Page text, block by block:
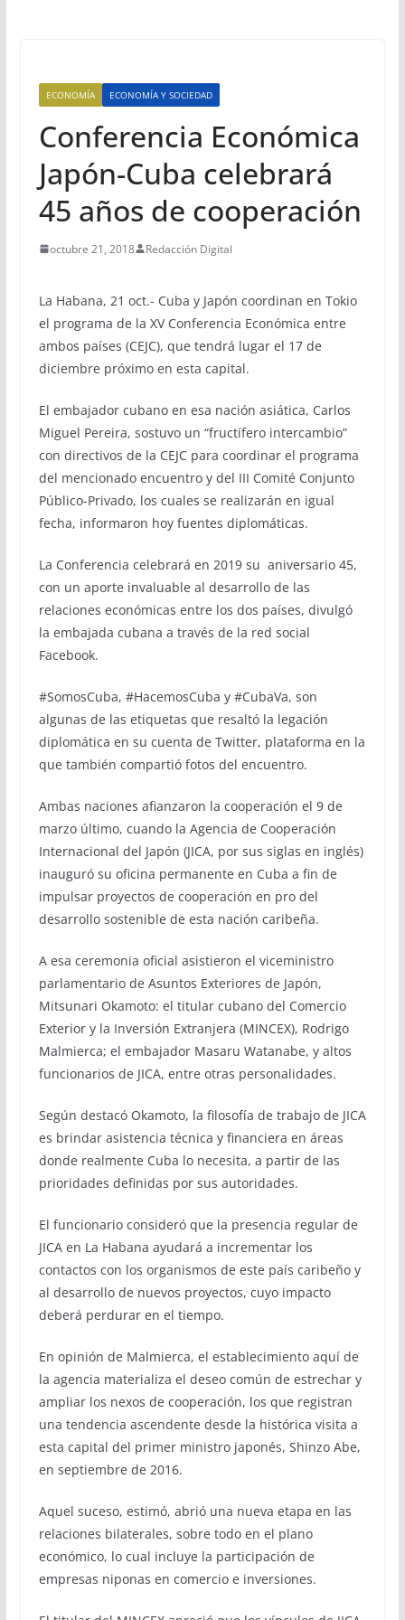
ECONOMÍA ECONOMÍA Y SOCIEDAD
Conferencia Económica
Japón-Cuba celebrará
45 años de cooperación
octubre 21, 2018 Redacción Digital
La Habana, 21 oct.- Cuba y Japón coordinan en Tokio
el programa de la XV Conferencia Económica entre
ambos países (CEJC), que tendrá lugar el 17 de
diciembre próximo en esta capital.
El embajador cubano en esa nación asiática, Carlos
Miguel Pereira, sostuvo un “fructífero intercambio”
con directivos de la CEJC para coordinar el programa
del mencionado encuentro y del III Comité Conjunto
Público-Privado, los cuales se realizarán en igual
fecha, informaron hoy fuentes diplomáticas.
La Conferencia celebrará en 2019 su aniversario 45,
con un aporte invaluable al desarrollo de las
relaciones económicas entre los dos países, divulgó
la embajada cubana a través de la red social
Facebook.
#SomosCuba, #HacemosCuba y #CubaVa, son
algunas de las etiquetas que resaltó la legación
diplomática en su cuenta de Twitter, plataforma en la
que también compartió fotos del encuentro.
Ambas naciones afianzaron la cooperación el 9 de
marzo último, cuando la Agencia de Cooperación
Internacional del Japón (JICA, por sus siglas en inglés)
inauguró su oficina permanente en Cuba a fin de
impulsar proyectos de cooperación en pro del
desarrollo sostenible de esta nación caribeña.
A esa ceremonia oficial asistieron el viceministro
parlamentario de Asuntos Exteriores de Japón,
Mitsunari Okamoto: el titular cubano del Comercio
Exterior y la Inversión Extranjera (MINCEX), Rodrigo
Malmierca; el embajador Masaru Watanabe, y altos
funcionarios de JICA, entre otras personalidades.
Según destacó Okamoto, la filosofía de trabajo de JICA
es brindar asistencia técnica y financiera en áreas
donde realmente Cuba lo necesita, a partir de las
prioridades definidas por sus autoridades.
El funcionario consideró que la presencia regular de
JICA en La Habana ayudará a incrementar los
contactos con los organismos de este país caribeño y
al desarrollo de nuevos proyectos, cuyo impacto
deberá perdurar en el tiempo.
En opinión de Malmierca, el establecimiento aquí de
la agencia materializa el deseo común de estrechar y
ampliar los nexos de cooperación, los que registran
una tendencia ascendente desde la histórica visita a
esta capital del primer ministro japonés, Shinzo Abe,
en septiembre de 2016.
Aquel suceso, estimó, abrió una nueva etapa en las
relaciones bilaterales, sobre todo en el plano
económico, lo cual incluye la participación de
empresas niponas en comercio e inversiones.